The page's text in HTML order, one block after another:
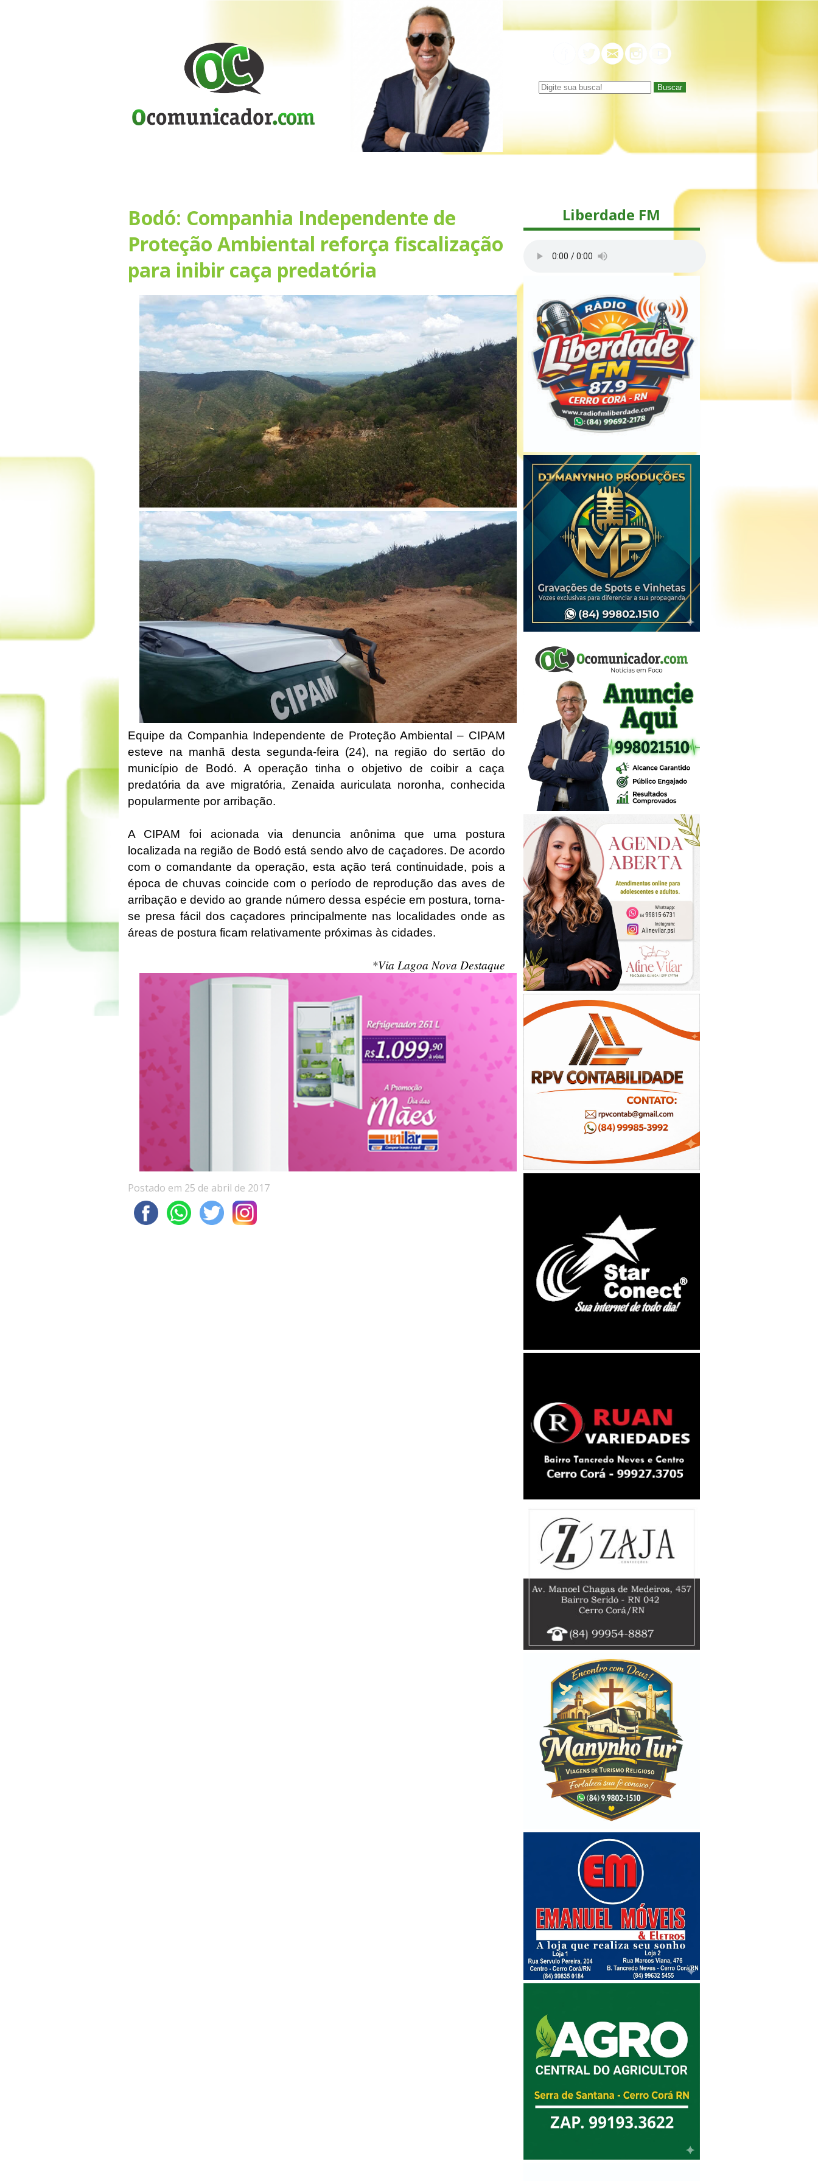
Buscar
Bodó: Companhia Independente de
Proteção Ambiental reforça fiscalização
para inibir caça predatória
Equipe da Companhia Independente de Proteção Ambiental – CIPAM
esteve na manhã desta segunda-feira (24), na região do sertão do
município de Bodó. A operação tinha o objetivo de coibir a caça
predatória da ave migratória, Zenaida auriculata noronha, conhecida
popularmente por arribação.
A CIPAM foi acionada via denuncia anônima que uma postura
localizada na região de Bodó está sendo alvo de caçadores. De acordo
com o comandante da operação, esta ação terá continuidade, pois a
época de chuvas coincide com o período de reprodução das aves de
arribação e devido ao grande número dessa espécie em postura, torna-
se presa fácil dos caçadores principalmente nas localidades onde as
áreas de postura ficam relativamente próximas às cidades.
*Via Lagoa Nova Destaque
Postado em 25 de abril de 2017
Liberdade FM